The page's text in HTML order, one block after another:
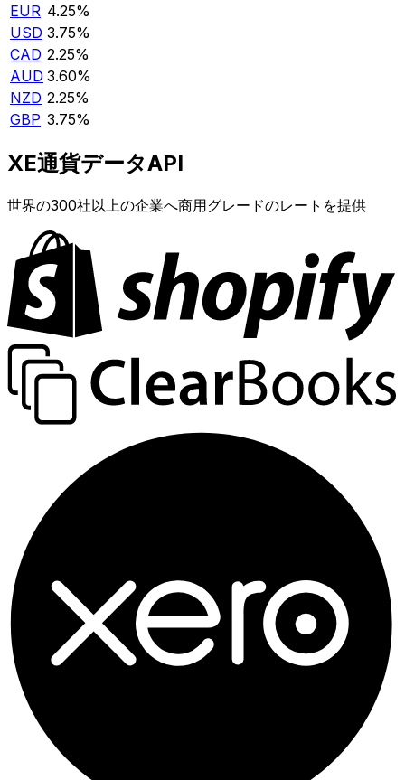
EUR 4.25%
USD 3.75%
CAD 2.25%
AUD 3.60%
NZD 2.25%
GBP 3.75%
XE通貨データAPI
世界の300社以上の企業へ商用グレードのレートを提供